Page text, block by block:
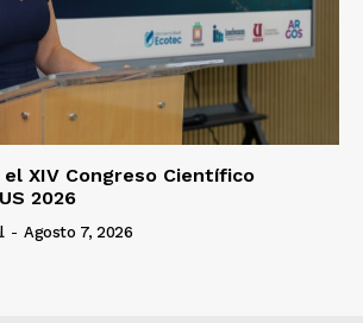
el XIV Congreso Científico
2026
- Agosto 7, 2026